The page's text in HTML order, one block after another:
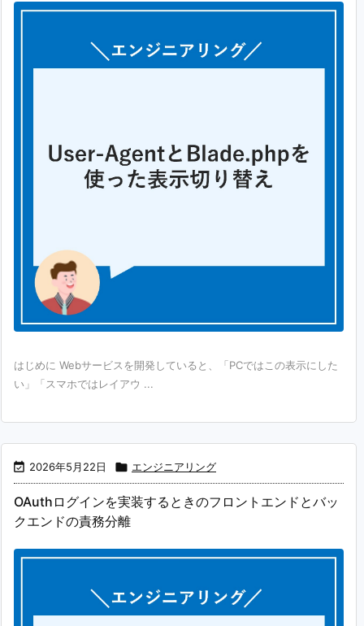
はじめに Webサービスを開発していると、「PCではこの表示にした
い」「スマホではレイアウ ...
 2026年5月22日  エンジニアリング
OAuthログインを実装するときのフロントエンドとバッ
クエンドの責務分離